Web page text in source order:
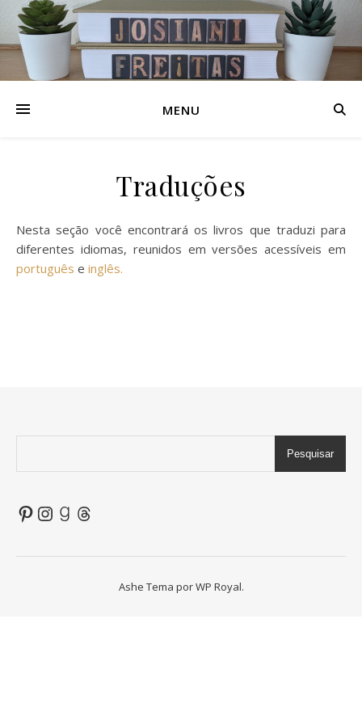
MENU
Traduções
Nesta seção você encontrará os livros que traduzi para
diferentes idiomas, reunidos em versões acessíveis em
português e inglês.
Pesquisar
Pinterest
Instagram
Goodreads
Threads
Ashe Tema porWP Royal.